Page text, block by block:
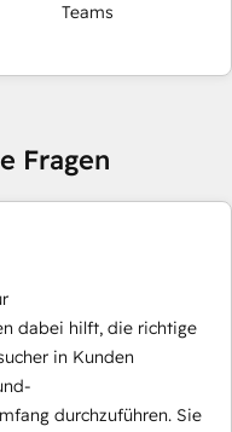
Teams
Fragen
dabei hilft, die richtige
in Kunden
durchzuführen. Sie